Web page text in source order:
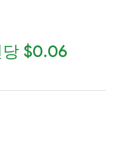
$0.06